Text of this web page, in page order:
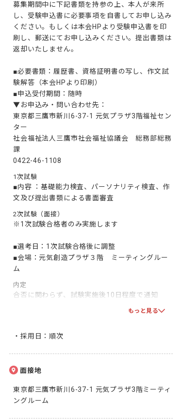
募集期間中に下記書類を持参の上、本人が来所
し、受験申込書に必要事項を自書してお申し込み
ください。もしくは本会HPより受験申込書を印
刷し、郵送にてお申し込みください。提出書類は
返却いたしません。
■必要書類：履歴書、資格証明書の写し、作文試
験解答（本会HPより印刷）
■申込受付期間：随時
▼お申込み・問い合わせ先：
東京都三鷹市新川6-37-1 元気プラザ3階福祉セン
ター
社会福祉法人三鷹市社会福祉協議会　総務部総務
課
0422-46-1108
1次試験
■内容 ：基礎能力検査、パーソナリティ検査、作
文及び提出書類による書面審査
2次試験（面接）
※1次試験合格者のみ実施します
■選考日：1次試験合格後に調整
■会場：元気創造プラザ３階　ミーティングルー
ム
内定
合否に関わらず、試験実施後10日程度で通知
双方で合意となりましたら、採用となります！一
もっと見る
・採用日：順次
面接地
東京都三鷹市新川6-37-1 元気プラザ3階ミーティ
ングルーム